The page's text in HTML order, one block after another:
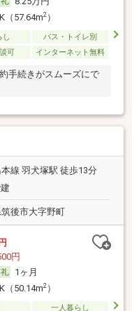
（57.64m2）
し
バス・トイレ別
可 インターネット無料
手続きがスムーズにで
本線 羽犬塚駅 徒歩13分
後市大字野町
円
1ヶ月
（50.14m2）
一人暮らし